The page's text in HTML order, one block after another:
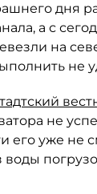
дня
а с
на
не
не
его уже не
воды